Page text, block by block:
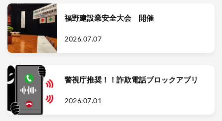
福野建設業安全大会 開催
2026.07.07
警視庁推奨！！詐欺電話ブロックアプリ
2026.07.01